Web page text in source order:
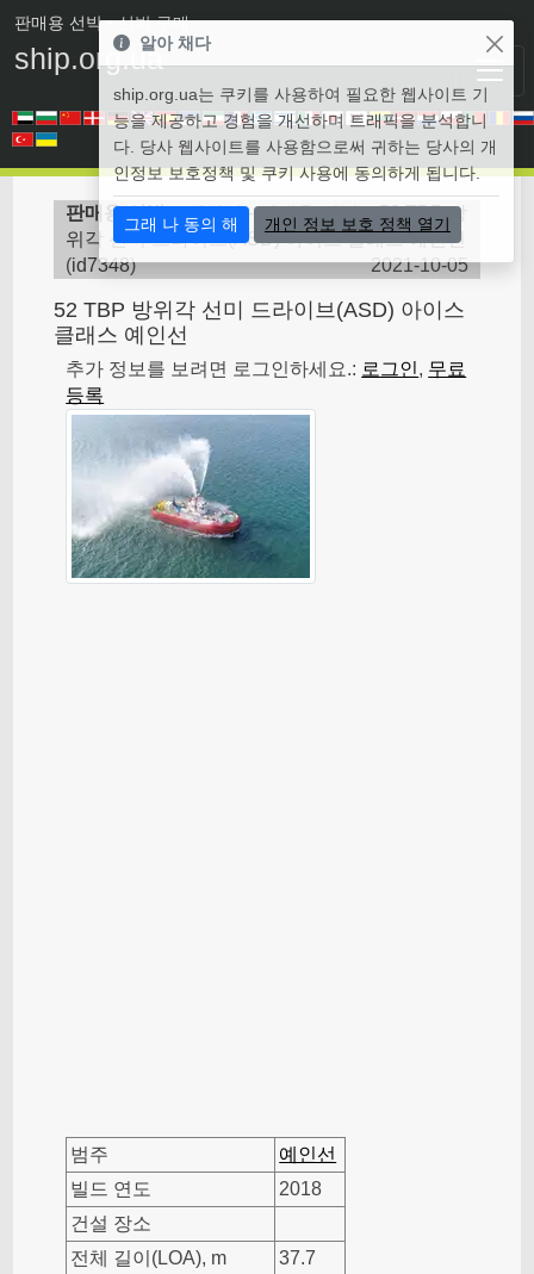
판매용 선박• 선박 구매
ship.org.ua
판매용 선박>예인선 - 판매용 선박>52 TBP 방
위각 선미 드라이브(ASD) 아이스 클래스 예인선
(id7348) 2021-10-05
52 TBP 방위각 선미 드라이브(ASD) 아이스
클래스 예인선
추가 정보를 보려면 로그인하세요.: 로그인, 무료
등록
범주
예인선
빌드 연도
2018
건설 장소
전체 길이(LOA), m
37.7
알아 채다
ship.org.ua는 쿠키를 사용하여 필요한 웹사이트 기
능을 제공하고 경험을 개선하며 트래픽을 분석합니
다. 당사 웹사이트를 사용함으로써 귀하는 당사의 개
인정보 보호정책 및 쿠키 사용에 동의하게 됩니다.
그래 나 동의 해 개인 정보 보호 정책 열기